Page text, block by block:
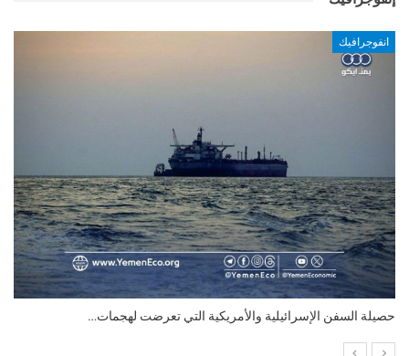
التضخم السنوي لمنطقة اليورو.. “إنفوجرافيك“..!